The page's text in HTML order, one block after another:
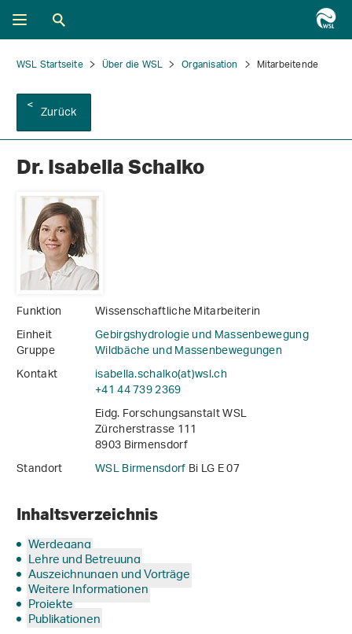
WSL Startseite Über die WSL Organisation Mitarbeitende
Zurück
Dr. Isabella Schalko
Funktion
Wissenschaftliche Mitarbeiterin
Einheit
Gebirgshydrologie und Massenbewegung
Gruppe
Wildbäche und Massenbewegungen
Kontakt
isabella.schalko(at)wsl.ch
+41 44 739 2369
Eidg. Forschungsanstalt WSL
Zürcherstrasse 111
8903 Birmensdorf
Standort
WSL BirmensdorfBi LG E 07
Inhaltsverzeichnis
Werdegang
Lehre und Betreuung
Auszeichnungen und Vorträge
Weitere Informationen
Projekte
Publikationen